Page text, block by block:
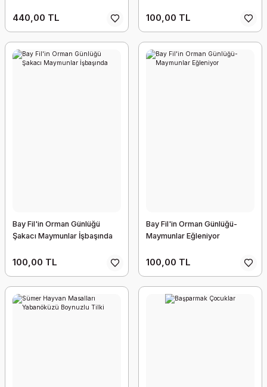
440,00 TL 100,00 TL
Bay Fil'in Orman Günlüğü
Şakacı Maymunlar İşbaşında
100,00 TL
Bay Fil'in Orman Günlüğü-
Maymunlar Eğleniyor
100,00 TL